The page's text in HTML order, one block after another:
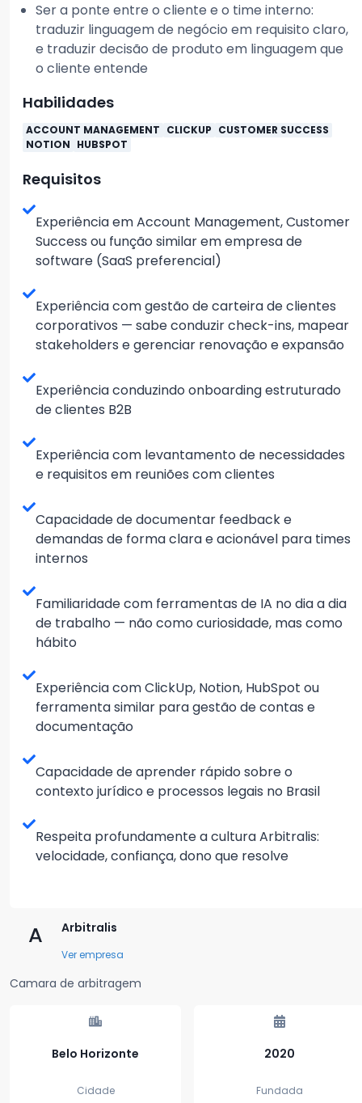
Ser a ponte entre o cliente e o time interno:
traduzir linguagem de negócio em requisito claro,
e traduzir decisão de produto em linguagem que
o cliente entende
Habilidades
ACCOUNT MANAGEMENT CLICKUP CUSTOMER SUCCESS
NOTION HUBSPOT
Requisitos
Experiência em Account Management, Customer
Success ou função similar em empresa de
software (SaaS preferencial)
Experiência com gestão de carteira de clientes
corporativos — sabe conduzir check-ins, mapear
stakeholders e gerenciar renovação e expansão
Experiência conduzindo onboarding estruturado
de clientes B2B
Experiência com levantamento de necessidades
e requisitos em reuniões com clientes
Capacidade de documentar feedback e
demandas de forma clara e acionável para times
internos
Familiaridade com ferramentas de IA no dia a dia
de trabalho — não como curiosidade, mas como
hábito
Experiência com ClickUp, Notion, HubSpot ou
ferramenta similar para gestão de contas e
documentação
Capacidade de aprender rápido sobre o
contexto jurídico e processos legais no Brasil
Respeita profundamente a cultura Arbitralis:
velocidade, confiança, dono que resolve
A Arbitralis
Ver empresa
Camara de arbitragem
Belo Horizonte
Cidade
2020
Fundada